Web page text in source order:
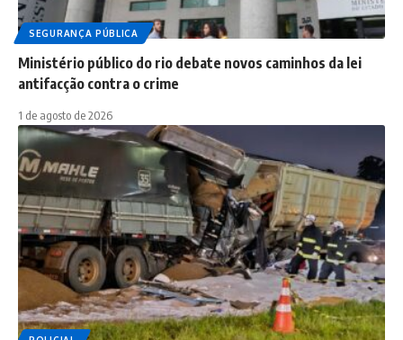
SEGURANÇA PÚBLICA
Ministério público do rio debate novos caminhos da lei
antifacção contra o crime
1 de agosto de 2026